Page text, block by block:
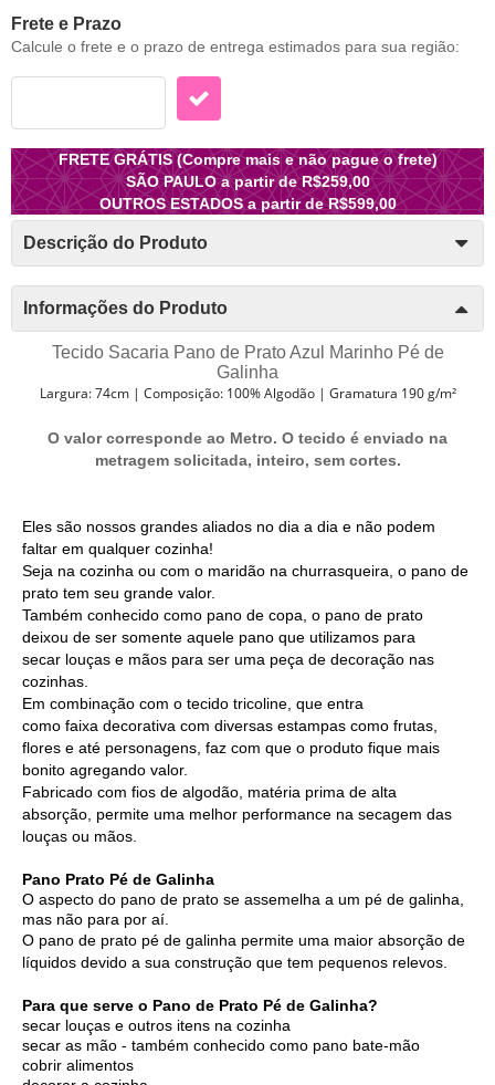
Frete e Prazo
Calcule o frete e o prazo de entrega estimados para sua região:
FRETE GRÁTIS (Compre mais e não pague o frete)
SÃO PAULO a partir de R$259,00
OUTROS ESTADOS a partir de R$599,00
Descrição do Produto
Informações do Produto
Tecido Sacaria Pano de Prato Azul Marinho Pé de
Galinha
Largura: 74cm | Composição: 100% Algodão | Gramatura 190 g/m²
O valor corresponde ao Metro. O tecido é enviado na
metragem solicitada, inteiro, sem cortes.
Eles são nossos grandes aliados no dia a dia e não podem
faltar em qualquer cozinha!
Seja na cozinha ou com o maridão na churrasqueira, o pano de
prato tem seu grande valor.
Também conhecido como pano de copa, o pano de prato
deixou de ser somente aquele pano que utilizamos para
secar louças e mãos para ser uma peça de decoração nas
cozinhas.
Em combinação com o tecido tricoline , que entra
como faixa decorativa com diversas estampas como frutas,
flores e até personagens, faz com que o produto fique mais
bonito agregando valor.
Fabricado com fios de algodão, matéria prima de alta
absorção, permite uma melhor performance na secagem das
louças ou mãos.
Pano Prato Pé de Galinha
O aspecto do pano de prato se assemelha a um pé de galinha,
mas não para por aí.
O pano de prato pé de galinha permite uma maior absorção de
líquidos devido a sua construção que tem pequenos relevos.
Para que serve o Pano de Prato Pé de Galinha?
secar louças e outros itens na cozinha
secar as mão - também conhecido como pano bate-mão
cobrir alimentos